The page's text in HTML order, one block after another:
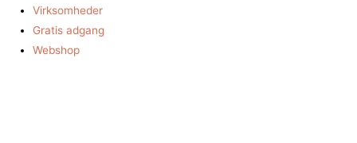
Virksomheder
Gratis adgang
Webshop